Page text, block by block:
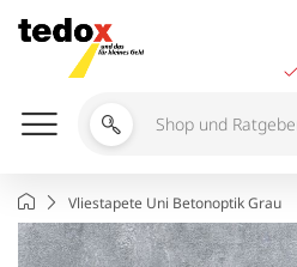
Inhalt
springen
Shop
durchsuchen
StartseiteVliestapete Uni Betonoptik Grau